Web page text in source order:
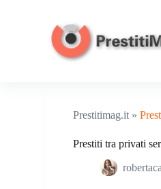
Prestitimag.it »
Prestiti tra privati